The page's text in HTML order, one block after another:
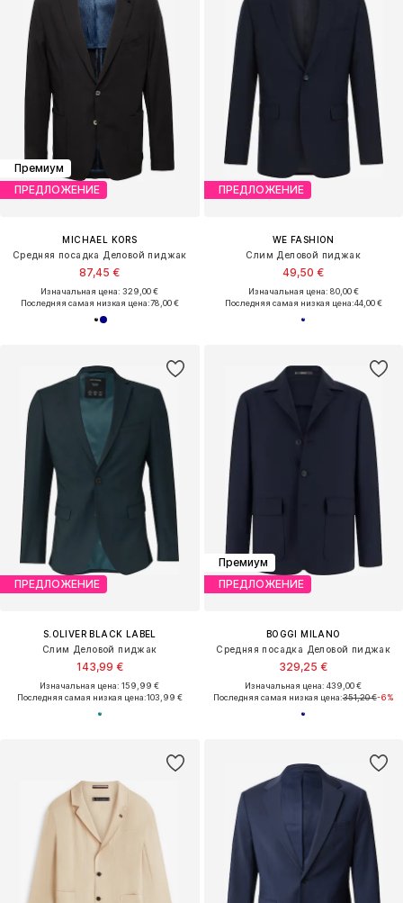
Премиум
ПРЕДЛОЖЕНИЕ
MICHAEL KORS
Средняя посадка Деловой пиджак
87,45 €
Изначальная цена: 329,00 €
Последняя самая низкая цена:78,00 €
ПРЕДЛОЖЕНИЕ
WE FASHION
Слим Деловой пиджак
49,50 €
Изначальная цена: 80,00 €
Последняя самая низкая цена:44,00 €
ПРЕДЛОЖЕНИЕ
S.OLIVER BLACK LABEL
Слим Деловой пиджак
143,99 €
Изначальная цена: 159,99 €
Последняя самая низкая цена:103,99 €
Премиум
ПРЕДЛОЖЕНИЕ
BOGGI MILANO
Средняя посадка Деловой пиджак
329,25 €
Изначальная цена: 439,00 €
Последняя самая низкая цена:351,20 €-6%